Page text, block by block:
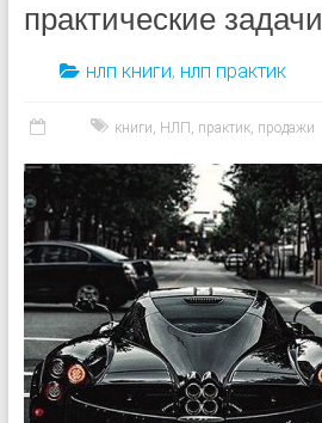
практические задачи
нлп книги, нлп практик
книги, НЛП , практик, продажи